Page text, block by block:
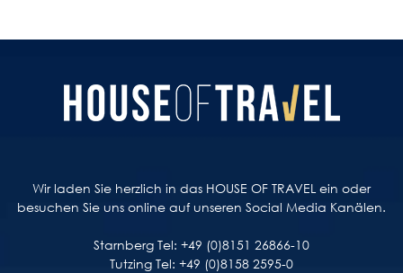
Wir laden Sie herzlich in das HOUSE OF TRAVEL ein oder
besuchen Sie uns online auf unseren Social Media Kanälen.
Starnberg Tel: +49 (0)8151 26866-10
Tutzing Tel: +49 (0)8158 2595-0